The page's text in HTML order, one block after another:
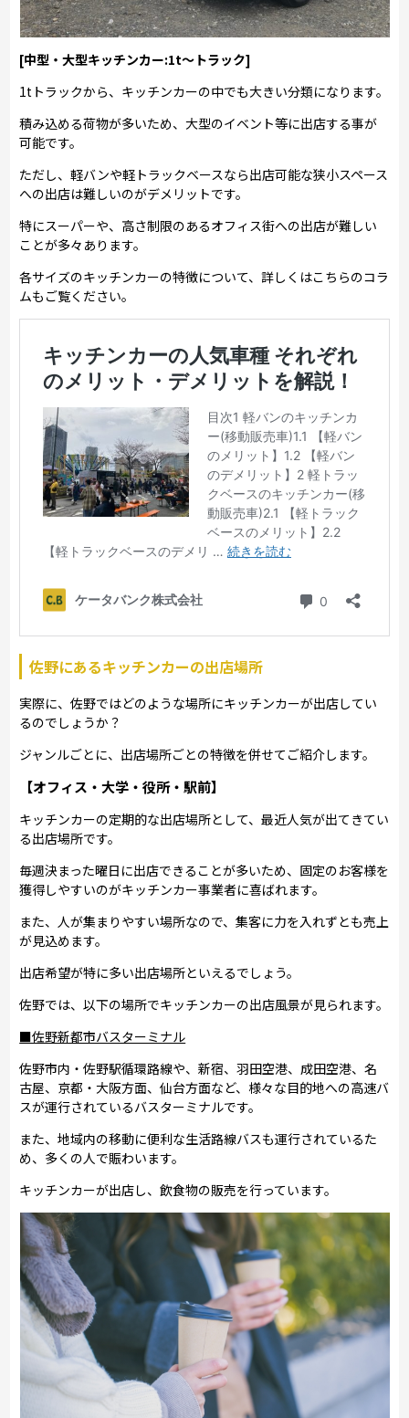
[中型・大型キッチンカー:1t～トラック]
1tトラックから、キッチンカーの中でも大きい分類になります。
積み込める荷物が多いため、大型のイベント等に出店する事が
可能です。
ただし、軽バンや軽トラックベースなら出店可能な狭小スペース
への出店は難しいのがデメリットです。
特にスーパーや、高さ制限のあるオフィス街への出店が難しい
ことが多々あります。
各サイズのキッチンカーの特徴について、詳しくはこちらのコラ
ムもご覧ください。
佐野にあるキッチンカーの出店場所
実際に、佐野ではどのような場所にキッチンカーが出店してい
るのでしょうか？
ジャンルごとに、出店場所ごとの特徴を併せてご紹介します。
【オフィス・大学・役所・駅前】
キッチンカーの定期的な出店場所として、最近人気が出てきてい
る出店場所です。
毎週決まった曜日に出店できることが多いため、固定のお客様を
獲得しやすいのがキッチンカー事業者に喜ばれます。
また、人が集まりやすい場所なので、集客に力を入れずとも売上
が見込めます。
出店希望が特に多い出店場所といえるでしょう。
佐野では、以下の場所でキッチンカーの出店風景が見られます。
■佐野新都市バスターミナル
佐野市内・佐野駅循環路線や、新宿、羽田空港、成田空港、名
古屋、京都・大阪方面、仙台方面など、様々な目的地への高速バ
スが運行されているバスターミナルです。
また、地域内の移動に便利な生活路線バスも運行されているた
め、多くの人で賑わいます。
キッチンカーが出店し、飲食物の販売を行っています。